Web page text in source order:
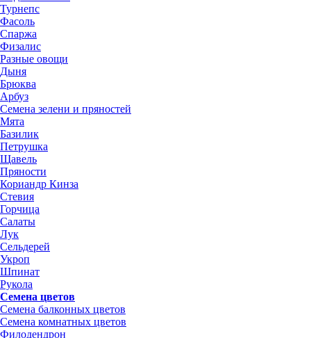
Турнепс
Фасоль
Спаржа
Физалис
Разные овощи
Дыня
Брюква
Арбуз
Семена зелени и пряностей
Мята
Базилик
Петрушка
Щавель
Пряности
Кориандр Кинза
Стевия
Горчица
Салаты
Лук
Сельдерей
Укроп
Шпинат
Рукола
Семена цветов
Семена балконных цветов
Семена комнатных цветов
Филодендрон